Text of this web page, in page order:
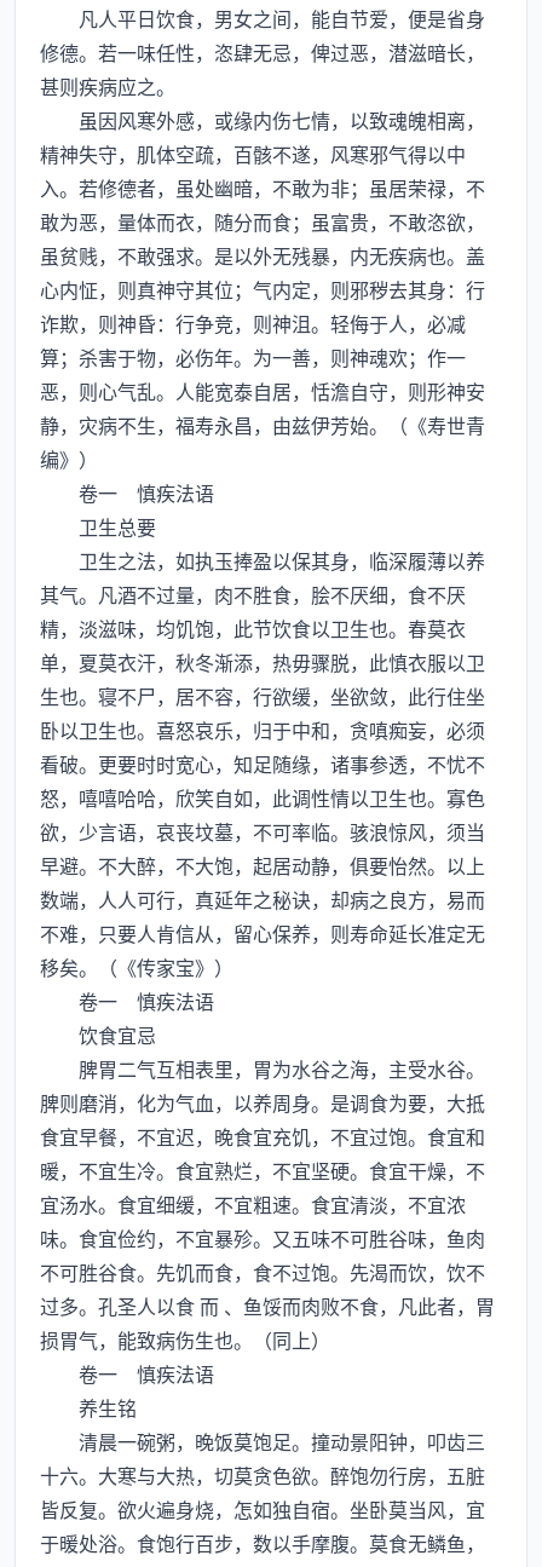
凡人平日饮食，男女之间，能自节爱，便是省身
修德。若一味任性，恣肆无忌，俾过恶，潜滋暗长，
甚则疾病应之。
虽因风寒外感，或缘内伤七情，以致魂魄相离，
精神失守，肌体空疏，百骸不遂，风寒邪气得以中
入。若修德者，虽处幽暗，不敢为非；虽居荣禄，不
敢为恶，量体而衣，随分而食；虽富贵，不敢恣欲，
虽贫贱，不敢强求。是以外无残暴，内无疾病也。盖
心内怔，则真神守其位；气内定，则邪秽去其身：行
诈欺，则神昏：行争竞，则神沮。轻侮于人，必减
算；杀害于物，必伤年。为一善，则神魂欢；作一
恶，则心气乱。人能宽泰自居，恬澹自守，则形神安
静，灾病不生，福寿永昌，由兹伊芳始。（《寿世青
编》）
卷一 慎疾法语
卫生总要
卫生之法，如执玉捧盈以保其身，临深履薄以养
其气。凡酒不过量，肉不胜食，脍不厌细，食不厌
精，淡滋味，均饥饱，此节饮食以卫生也。春莫衣
单，夏莫衣汗，秋冬渐添，热毋骤脱，此慎衣服以卫
生也。寝不尸，居不容，行欲缓，坐欲敛，此行住坐
卧以卫生也。喜怒哀乐，归于中和，贪嗔痴妄，必须
看破。更要时时宽心，知足随缘，诸事参透，不忧不
怒，嘻嘻哈哈，欣笑自如，此调性情以卫生也。寡色
欲，少言语，哀丧坟墓，不可率临。骇浪惊风，须当
早避。不大醉，不大饱，起居动静，俱要怡然。以上
数端，人人可行，真延年之秘诀，却病之良方，易而
不难，只要人肯信从，留心保养，则寿命延长准定无
移矣。（《传家宝》）
卷一 慎疾法语
饮食宜忌
脾胃二气互相表里，胃为水谷之海，主受水谷。
脾则磨消，化为气血，以养周身。是调食为要，大抵
食宜早餐，不宜迟，晚食宜充饥，不宜过饱。食宜和
暖，不宜生冷。食宜熟烂，不宜坚硬。食宜干燥，不
宜汤水。食宜细缓，不宜粗速。食宜清淡，不宜浓
味。食宜俭约，不宜暴殄。又五味不可胜谷味，鱼肉
不可胜谷食。先饥而食，食不过饱。先渴而饮，饮不
过多。孔圣人以食 而 、鱼馁而肉败不食，凡此者，胃
损胃气，能致病伤生也。（同上）
卷一 慎疾法语
养生铭
清晨一碗粥，晚饭莫饱足。撞动景阳钟，叩齿三
十六。大寒与大热，切莫贪色欲。醉饱勿行房，五脏
皆反复。欲火遍身烧，怎如独自宿。坐卧莫当风，宜
于暖处浴。食饱行百步，数以手摩腹。莫食无鳞鱼，